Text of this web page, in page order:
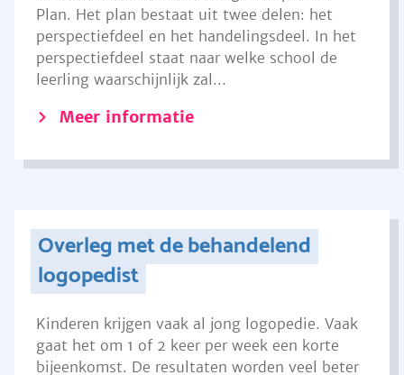
Plan. Het plan bestaat uit twee delen: het
perspectiefdeel en het handelingsdeel. In het
perspectiefdeel staat naar welke school de
leerling waarschijnlijk zal...
Meer informatie
Overleg met de behandelend
logopedist
Kinderen krijgen vaak al jong logopedie. Vaak
gaat het om 1 of 2 keer per week een korte
bijeenkomst. De resultaten worden veel beter